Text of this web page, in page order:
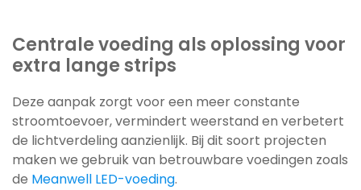
Centrale voeding als oplossing voor
extra lange strips
Deze aanpak zorgt voor een meer constante
stroomtoevoer, vermindert weerstand en verbetert
de lichtverdeling aanzienlijk. Bij dit soort projecten
maken we gebruik van betrouwbare voedingen zoals
de Meanwell LED-voeding.